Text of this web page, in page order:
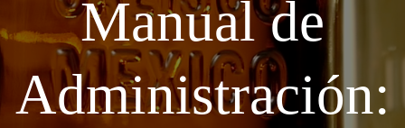
Manual de
Administración: